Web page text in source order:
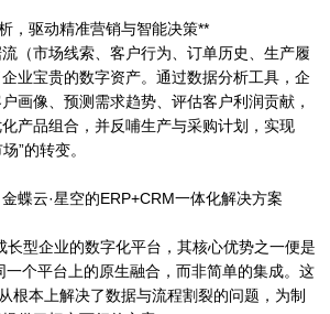
，驱动精准营销与智能决策**
（市场线索、客户行为、订单历史、生产履
业宝贵的数字资产。通过数据分析工具，企
画像、预测需求趋势、评估客户利润贡献，
产品组合，并反哺生产与采购计划，实现
”的转变。
蝶云·星空的ERP+CRM一体化解决方案
长型企业的数字化平台，其核心优势之一便是
一个平台上的原生融合，而非简单的集成。这
根本上解决了数据与流程割裂的问题，为制